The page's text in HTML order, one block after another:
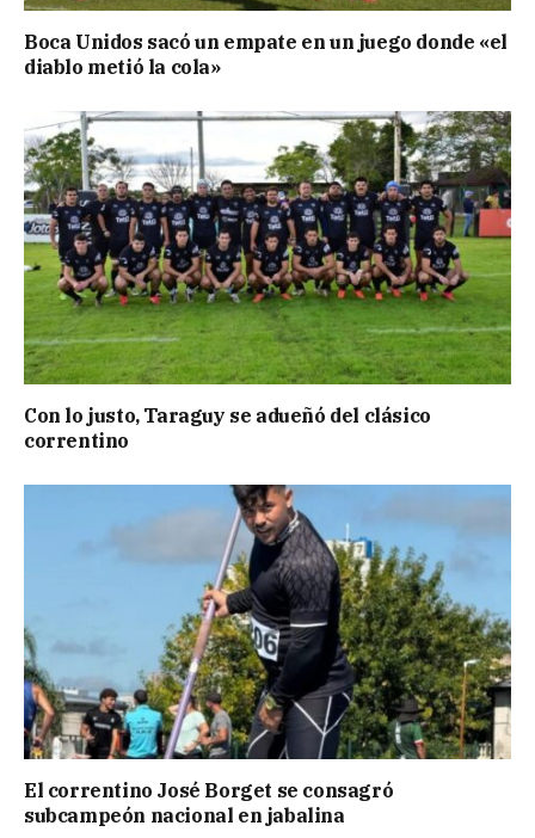
Boca Unidos sacó un empate en un juego donde «el
diablo metió la cola»
Con lo justo, Taraguy se adueñó del clásico
correntino
El correntino José Borget se consagró
subcampeón nacional en jabalina